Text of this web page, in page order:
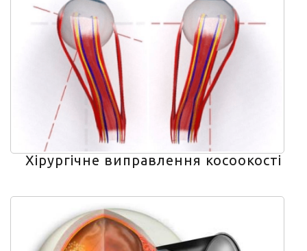
Хірургічне виправлення косоокості